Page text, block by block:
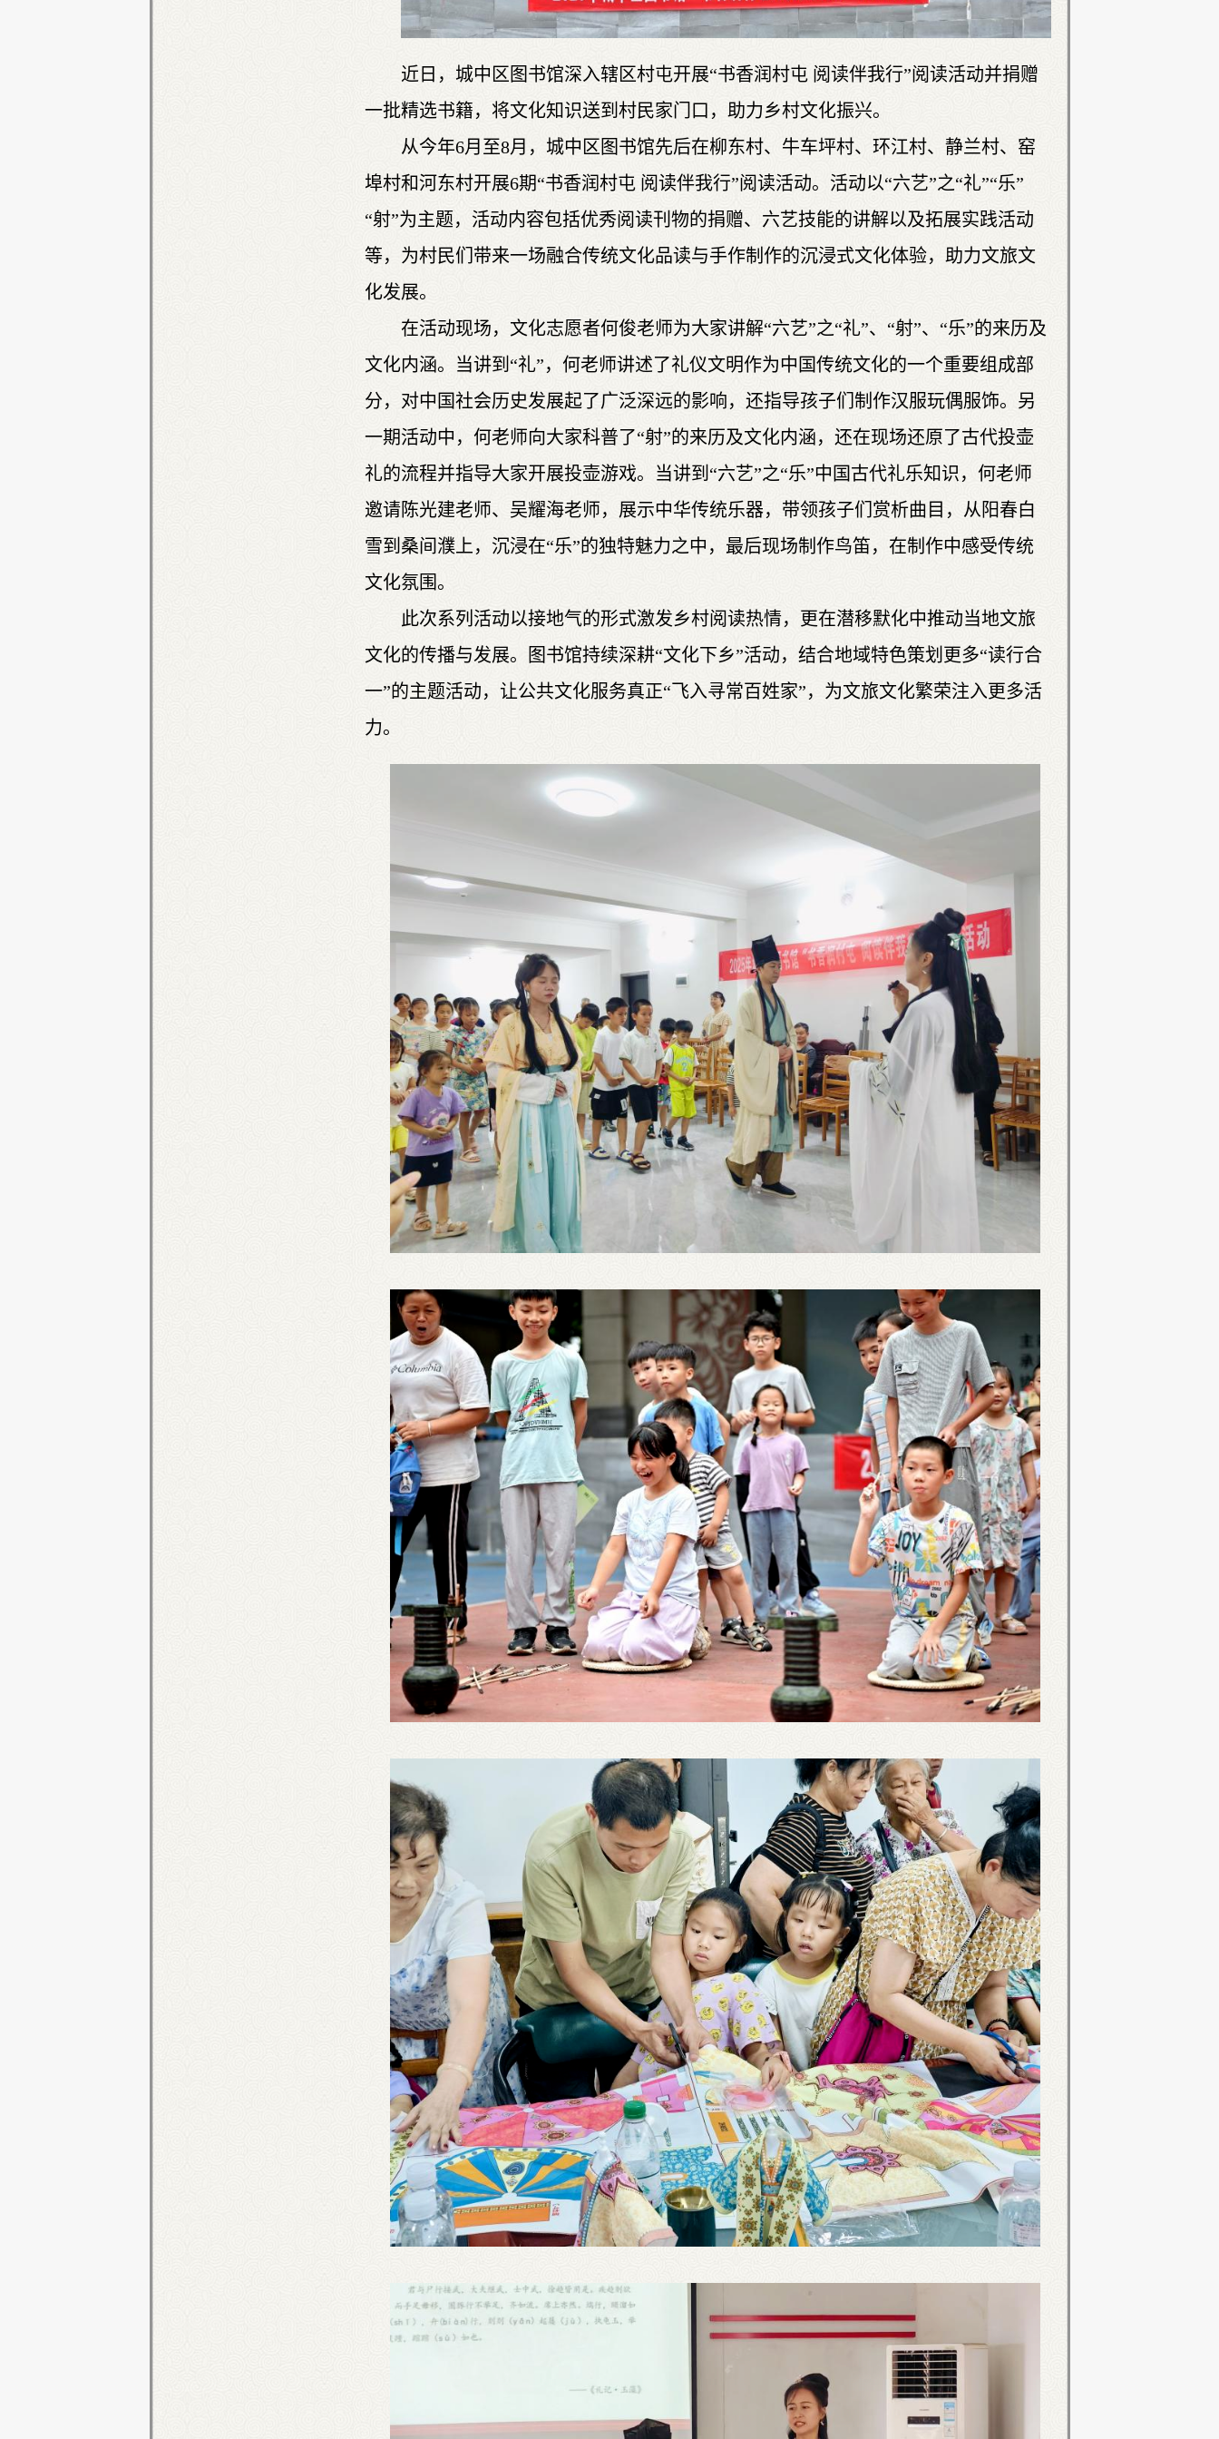
近日，城中区图书馆深入辖区村屯开展“书香润村屯 阅读伴我行”阅读活动并捐赠
一批精选书籍，将文化知识送到村民家门口，助力乡村文化振兴。
从今年6月至8月，城中区图书馆先后在柳东村、牛车坪村、环江村、静兰村、窑
埠村和河东村开展6期“书香润村屯 阅读伴我行”阅读活动。活动以“六艺”之“礼”“乐”
“射”为主题，活动内容包括优秀阅读刊物的捐赠、六艺技能的讲解以及拓展实践活动
等，为村民们带来一场融合传统文化品读与手作制作的沉浸式文化体验，助力文旅文
化发展。
在活动现场，文化志愿者何俊老师为大家讲解“六艺”之“礼”、“射”、“乐”的来历及
文化内涵。当讲到“礼”，何老师讲述了礼仪文明作为中国传统文化的一个重要组成部
分，对中国社会历史发展起了广泛深远的影响，还指导孩子们制作汉服玩偶服饰。另
一期活动中，何老师向大家科普了“射”的来历及文化内涵，还在现场还原了古代投壶
礼的流程并指导大家开展投壶游戏。当讲到“六艺”之“乐”中国古代礼乐知识，何老师
邀请陈光建老师、吴耀海老师，展示中华传统乐器，带领孩子们赏析曲目，从阳春白
雪到桑间濮上，沉浸在“乐”的独特魅力之中，最后现场制作鸟笛，在制作中感受传统
文化氛围。
此次系列活动以接地气的形式激发乡村阅读热情，更在潜移默化中推动当地文旅
文化的传播与发展。图书馆持续深耕“文化下乡”活动，结合地域特色策划更多“读行合
一”的主题活动，让公共文化服务真正“飞入寻常百姓家”，为文旅文化繁荣注入更多活
力。